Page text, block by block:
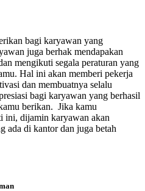
bagi karyawan yang
juga berhak mendapakan
mengikuti segala peraturan yang
Hal ini akan memberi pekerja
dan membuatnya selalu
bagi karyawan yang berhasil
berikan. Jika kamu
ini, dijamin karyawan akan
ada di kantor dan juga betah